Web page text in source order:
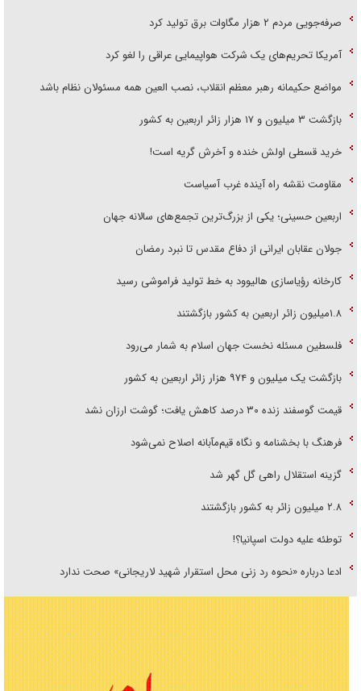
صرفه‌جویی مردم ۲ هزار مگاوات برق تولید کرد
آمریکا تحریم‌های یک شرکت هواپیمایی عراقی را لغو کرد
مواضع حکیمانه رهبر معظم انقلاب، نصب العین همه مسئولان نظام باشد
بازگشت ۳ میلیون و ۱۷ هزار زائر اربعین به کشور
خرید قسطی اولش خنده و آخرش گریه است!
مقاومت نقشه راه آینده غرب آسیاست
اربعین حسینی؛ یکی از بزرگ‌ترین تجمع‌های سالانه جهان
جولان عقابان ایرانی از دفاع مقدس تا نبرد رمضان
کارخانه رؤیاسازی هالیوود به خط تولید فراموشی رسید
۱.۸میلیون زائر اربعین به کشور بازگشتند
فلسطین مسئله نخست جهان اسلام به شمار می‌رود
بازگشت یک میلیون و ۹۷۴ هزار زائر اربعین به کشور
قیمت گوسفند زنده ۳۰ درصد کاهش یافت؛ گوشت ارزان نشد
فرهنگ با بخشنامه و نگاه قیم‌مآبانه اصلاح نمی‌شود
گزینه استقلال راهی گل گهر شد
۲.۸ میلیون زائر به کشور بازگشتند
توطئه علیه دولت اسپانیا؟!
ادعا درباره «نحوه رد زنی محل استقرار شهید لاریجانی» صحت ندارد